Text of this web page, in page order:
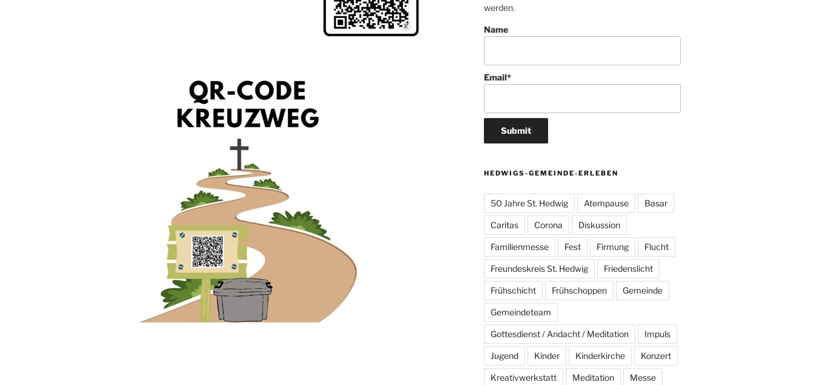
werden.
Name
Email*
HEDWIGS-GEMEINDE-ERLEBEN
50 Jahre St. Hedwig Atempause Basar
Caritas Corona Diskussion
Familienmesse Fest Firmung Flucht
Freundeskreis St. Hedwig Friedenslicht
Frühschicht Frühschoppen Gemeinde
Gemeindeteam
Gottesdienst / Andacht / Meditation Impuls
Jugend Kinder Kinderkirche Konzert
Kreativwerkstatt Meditation Messe